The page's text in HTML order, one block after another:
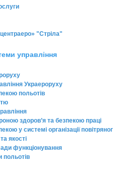
"Стріла"
управління
Украероруху
польотів
здоров’я та безпекою праці
у системі організації
якості
функціонування
польотів